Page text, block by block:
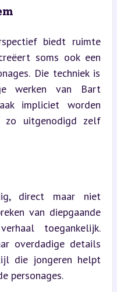
biedt ruimte
soms ook een
Die techniek is
werken van Bart
impliciet worden
zo uitgenodigd zelf
direct maar niet
van diepgaande
toegankelijk.
overdadige details
die jongeren helpt
personages.